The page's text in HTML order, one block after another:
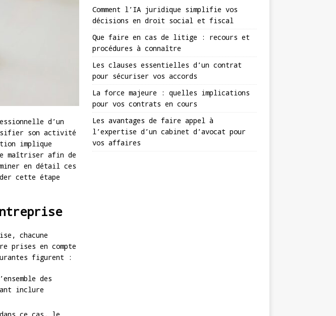
d’un
son activité
implique
maîtriser afin de
en détail ces
cette étape
chacune
prises en compte
figurent :
des
inclure
Comment l’IA juridique simplifie vos
décisions en droit social et fiscal
Que faire en cas de litige : recours et
procédures à connaître
Les clauses essentielles d’un contrat
pour sécuriser vos accords
La force majeure : quelles implications
pour vos contrats en cours
Les avantages de faire appel à
l’expertise d’un cabinet d’avocat pour
vos affaires